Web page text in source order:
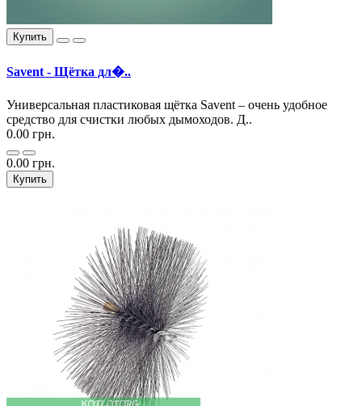
Купить
Savent - Щётка дл�..
Универсальная пластиковая щётка Savent – очень удобное
средство для счистки любых дымоходов. Д..
0.00 грн.
0.00 грн.
Купить